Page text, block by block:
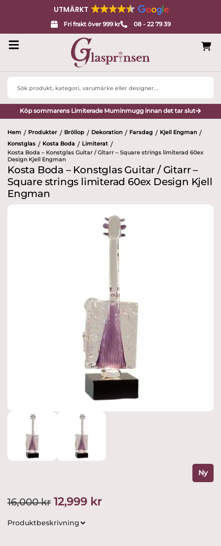
UTMÄRKT
Fri frakt över 999 kr 08 - 22 79 39
Search
Köp sommarens Limiterade Muminmugg innan det tar slut
Hem / Produkter / Bröllop / Dekoration / Farsdag / Kjell Engman /
Konstglas / Kosta Boda / Limiterat /
Kosta Boda – Konstglas Guitar / Gitarr – Square strings limiterad 60ex
Design Kjell Engman
Kosta Boda – Konstglas Guitar / Gitarr –
Square strings limiterad 60ex Design Kjell
Engman
Ny
16,000kr Det
ursprungliga
12,999 krDet
Produktbeskrivning